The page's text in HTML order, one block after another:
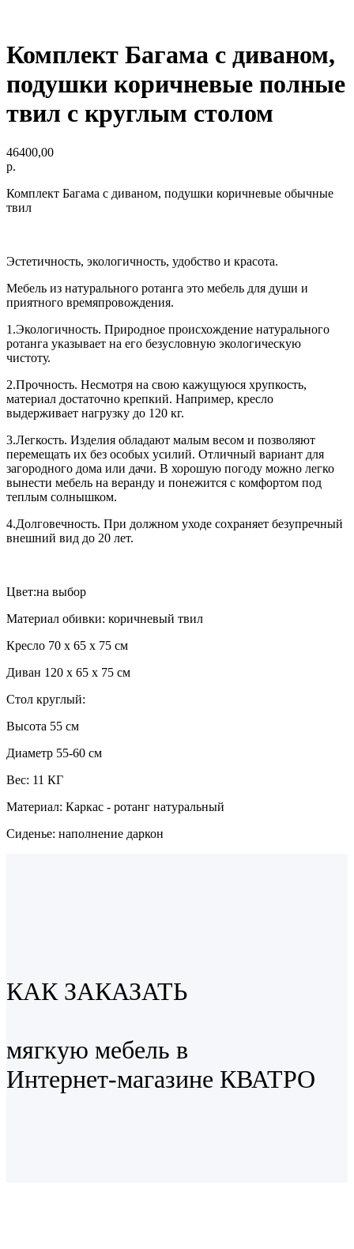
Комплект Багама с диваном,
подушки коричневые полные
твил с круглым столом
46400,00
р.
Комплект Багама с диваном, подушки коричневые обычные
твил
Эстетичность, экологичность, удобство и красота.
Мебель из натурального ротанга это мебель для души и
приятного времяпровождения.
1.Экологичность. Природное происхождение натурального
ротанга указывает на его безусловную экологическую
чистоту.
2.Прочность. Несмотря на свою кажущуюся хрупкость,
материал достаточно крепкий. Например, кресло
выдерживает нагрузку до 120 кг.
3.Легкость. Изделия обладают малым весом и позволяют
перемещать их без особых усилий. Отличный вариант для
загородного дома или дачи. В хорошую погоду можно легко
вынести мебель на веранду и понежится с комфортом под
теплым солнышком.
4.Долговечность. При должном уходе сохраняет безупречный
внешний вид до 20 лет.
Цвет:на выбор
Материал обивки: коричневый твил
Кресло 70 x 65 x 75 см
Диван 120 x 65 x 75 см
Стол круглый:
Высота 55 см
Диаметр 55-60 см
Вес: 11 КГ
Материал: Каркас - ротанг натуральный
Сиденье: наполнение даркон
КАК ЗАКАЗАТЬ
мягкую мебель в
Интернет-магазине КВАТРО